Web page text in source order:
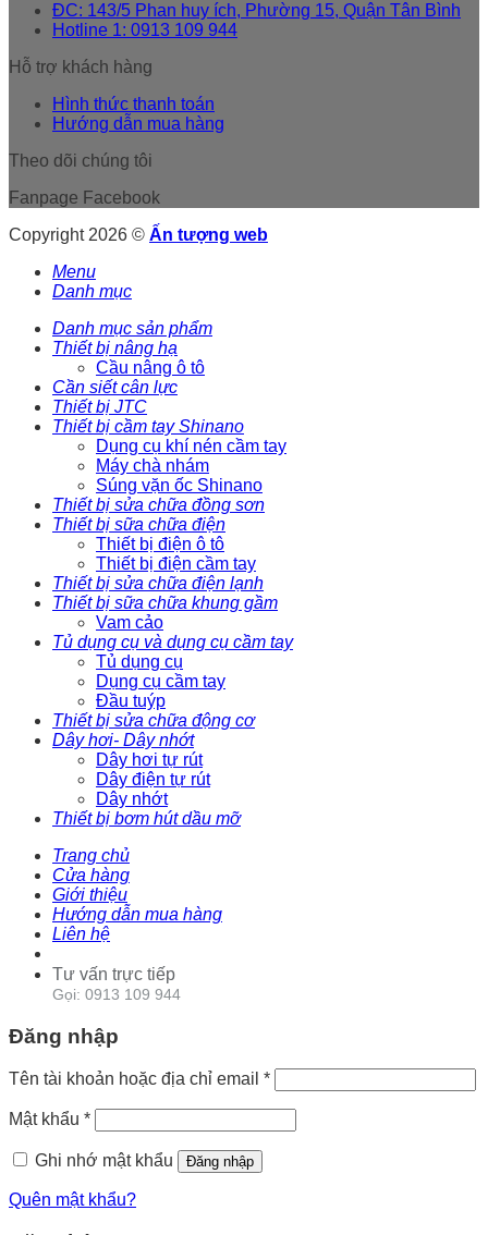
ĐC: 143/5 Phan huy ích, Phường 15, Quận Tân Bình
Hotline 1: 0913 109 944
Hỗ trợ khách hàng
Hình thức thanh toán
Hướng dẫn mua hàng
Theo dõi chúng tôi
Fanpage Facebook
Copyright 2026 © Ấn tượng web
Menu
Danh mục
Danh mục sản phẩm
Thiết bị nâng hạ
Cầu nâng ô tô
Cần siết cân lực
Thiết bị JTC
Thiết bị cầm tay Shinano
Dụng cụ khí nén cầm tay
Máy chà nhám
Súng vặn ốc Shinano
Thiết bị sửa chữa đồng sơn
Thiết bị sữa chữa điện
Thiết bị điện ô tô
Thiết bị điện cầm tay
Thiết bị sửa chữa điện lạnh
Thiết bị sữa chữa khung gầm
Vam cảo
Tủ dụng cụ và dụng cụ cầm tay
Tủ dụng cụ
Dụng cụ cầm tay
Đầu tuýp
Thiết bị sửa chữa động cơ
Dây hơi- Dây nhớt
Dây hơi tự rút
Dây điện tự rút
Dây nhớt
Thiết bị bơm hút dầu mỡ
Trang chủ
Cửa hàng
Giới thiệu
Hướng dẫn mua hàng
Liên hệ
Tư vấn trực tiếp
Gọi: 0913 109 944
Đăng nhập
Tên tài khoản hoặc địa chỉ email *
Mật khẩu *
Ghi nhớ mật khẩu Đăng nhập
Quên mật khẩu?